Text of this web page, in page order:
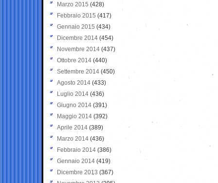
Marzo 2015 (428)
Febbraio 2015 (417)
Gennaio 2015 (434)
Dicembre 2014 (454)
Novembre 2014 (437)
Ottobre 2014 (440)
Settembre 2014 (450)
Agosto 2014 (433)
Luglio 2014 (436)
Giugno 2014 (391)
Maggio 2014 (392)
Aprile 2014 (389)
Marzo 2014 (436)
Febbraio 2014 (386)
Gennaio 2014 (419)
Dicembre 2013 (367)